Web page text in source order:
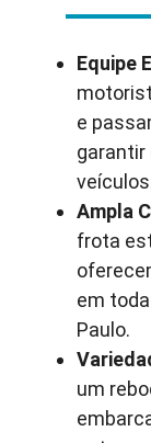
Equipe
e
garantir
Ampla
frota
em
Paulo.
um